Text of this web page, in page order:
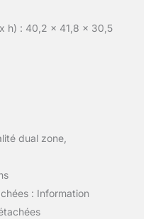
h) : 40,2 x 41,8 x 30,5
dual zone,
: Information